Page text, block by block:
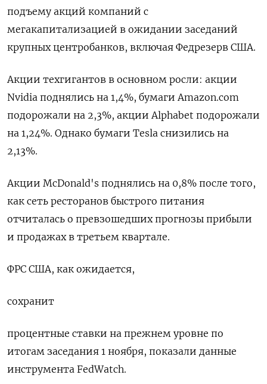
подъему акций компаний с
мегакапитализацией в ожидании заседаний
крупных центробанков, включая Федрезерв США.
Акции техгигантов в основном росли: акции
Nvidia поднялись на 1,4%, бумаги Amazon.com
подорожали на 2,3%, акции Alphabet подорожали
на 1,24%. Однако бумаги Tesla снизились на
2,13%.
Акции McDonald's поднялись на 0,8% после того,
как сеть ресторанов быстрого питания
отчиталась о превзошедших прогнозы прибыли
и продажах в третьем квартале.
ФРС США, как ожидается,
сохранит
процентные ставки на прежнем уровне по
итогам заседания 1 ноября, показали данные
инструмента FedWatch.